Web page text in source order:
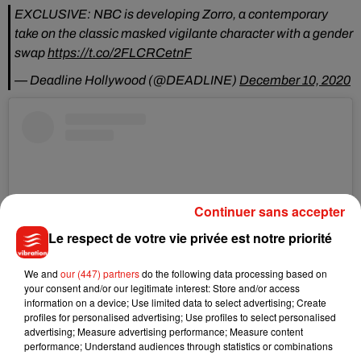
EXCLUSIVE: NBC is developing Zorro, a contemporary
take on the classic masked vigilante character with a gender
swaphttps://t.co/2FLCRCetnF
— Deadline Hollywood (@DEADLINE) December 10, 2020
Voir cette publication sur Instagram
Le respect de votre vie privée est notre priorité
We and our (447) partnersdo the following data processing based on
your consent and/or our legitimate interest: Store and/or access
information on a device; Use limited data to select advertising; Create
profiles for personalised advertising; Use profiles to select personalised
advertising; Measure advertising performance; Measure content
performance; Understand audiences through statistics or combinations
Continuer sans accepter